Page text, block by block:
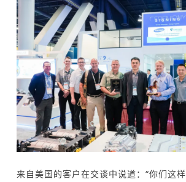
来自美国的客户在交谈中说道：“你们这样